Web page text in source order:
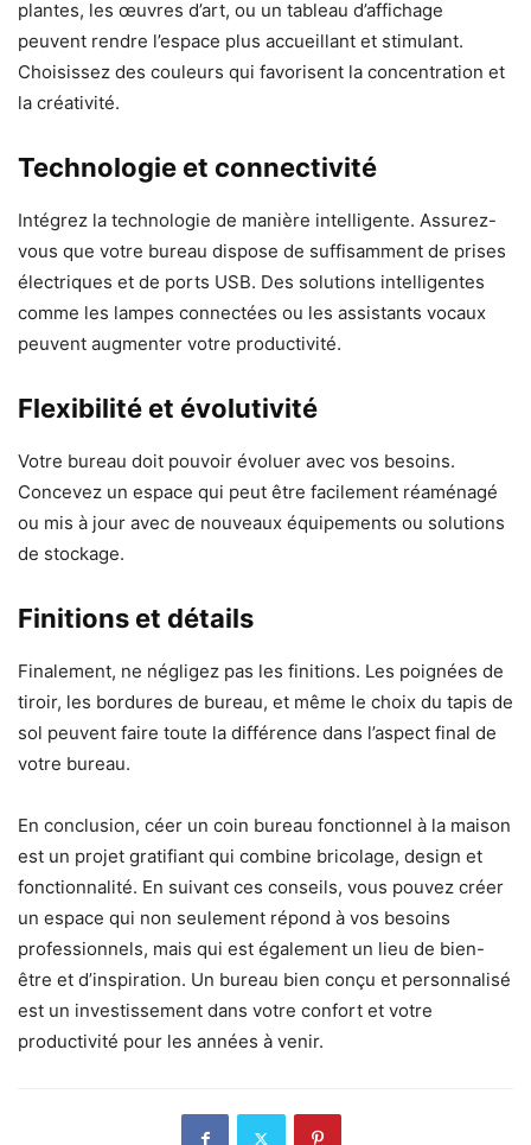
plantes, les œuvres d’art, ou un tableau d’affichage
peuvent rendre l’espace plus accueillant et stimulant.
Choisissez des couleurs qui favorisent la concentration et
la créativité.
Technologie et connectivité
Intégrez la technologie de manière intelligente. Assurez-
vous que votre bureau dispose de suffisamment de prises
électriques et de ports USB. Des solutions intelligentes
comme les lampes connectées ou les assistants vocaux
peuvent augmenter votre productivité.
Flexibilité et évolutivité
Votre bureau doit pouvoir évoluer avec vos besoins.
Concevez un espace qui peut être facilement réaménagé
ou mis à jour avec de nouveaux équipements ou solutions
de stockage.
Finitions et détails
Finalement, ne négligez pas les finitions. Les poignées de
tiroir, les bordures de bureau, et même le choix du tapis de
sol peuvent faire toute la différence dans l’aspect final de
votre bureau.
En conclusion, céer un coin bureau fonctionnel à la maison
est un projet gratifiant qui combine bricolage, design et
fonctionnalité. En suivant ces conseils, vous pouvez créer
un espace qui non seulement répond à vos besoins
professionnels, mais qui est également un lieu de bien-
être et d’inspiration. Un bureau bien conçu et personnalisé
est un investissement dans votre confort et votre
productivité pour les années à venir.